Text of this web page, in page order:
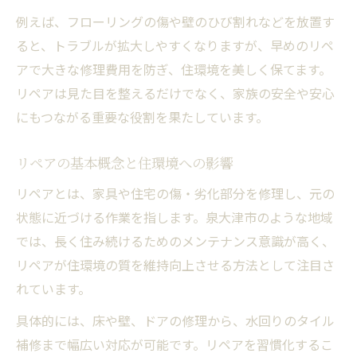
泉大津市で実践されたリペアの成功例
身近なリペア事例からわかる暮らしの変化
リペア事例に学ぶ住環境改善のポイント
泉大津市におけるリペアの具体的な利点
リペア事例が地域に与えたポジティブな影
修理ではなくリペアが選ばれる理由
リペアが修理と異なる特徴とそのメリット
なぜ今リペアが選ばれるのか住民目線で考
察
リペアの効用が修理を超えるポイント
リペアによる愛着とサステナブルな暮らし
例えば、フローリングの傷や壁のひび割れなどを放置す
ると、トラブルが拡大しやすくなりますが、早めのリペ
アで大きな修理費用を防ぎ、住環境を美しく保てます。
リペアは見た目を整えるだけでなく、家族の安全や安心
にもつながる重要な役割を果たしています。
リペアの基本概念と住環境への影響
リペアとは、家具や住宅の傷・劣化部分を修理し、元の
状態に近づける作業を指します。泉大津市のような地域
では、長く住み続けるためのメンテナンス意識が高く、
リペアが住環境の質を維持向上させる方法として注目さ
れています。
具体的には、床や壁、ドアの修理から、水回りのタイル
補修まで幅広い対応が可能です。リペアを習慣化するこ